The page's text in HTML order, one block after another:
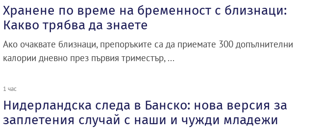
Хранене по време на бременност с близнаци:
Какво трябва да знаете
Ако очаквате близнаци, препоръките са да приемате 300 допълнителни
калории дневно през първия триместър, ...
1 час
Нидерландска следа в Банско: нова версия за
заплетения случай с наши и чужди младежи